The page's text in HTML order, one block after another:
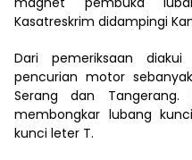
Kasatreskrim didampingi
Dari pemeriksaan
pencurian motor
Serang dan Tangerang.
membongkar lubang
kunci leter T.